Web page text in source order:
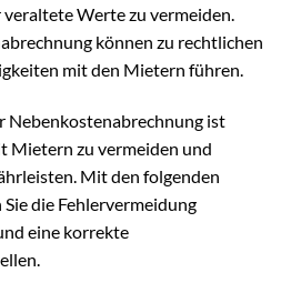
Werte zu vermeiden.
können zu rechtlichen
mit den Mietern führen.
Nebenkostenabrechnung ist
Mietern zu vermeiden und
Mit den folgenden
die Fehlervermeidung
eine korrekte